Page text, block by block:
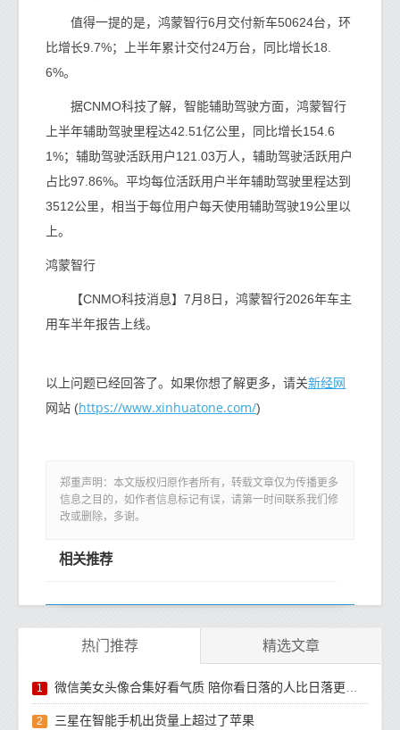
值得一提的是，鸿蒙智行6月交付新车50624台，环
比增长9.7%；上半年累计交付24万台，同比增长18.
6%。
据CNMO科技了解，智能辅助驾驶方面，鸿蒙智行
上半年辅助驾驶里程达42.51亿公里，同比增长154.6
1%；辅助驾驶活跃用户121.03万人，辅助驾驶活跃用户
占比97.86%。平均每位活跃用户半年辅助驾驶里程达到
3512公里，相当于每位用户每天使用辅助驾驶19公里以
上。
鸿蒙智行
【CNMO科技消息】7月8日，鸿蒙智行2026年车主
用车半年报告上线。
以上问题已经回答了。如果你想了解更多，请关新经网
网站 (https://www.xinhuatone.com/)
郑重声明：本文版权归原作者所有，转载文章仅为传播更多
信息之目的，如作者信息标记有误，请第一时间联系我们修
改或删除，多谢。
相关推荐
热门推荐 精选文章
1 微信美女头像合集好看气质 陪你看日落的人比日落更浪漫
2 三星在智能手机出货量上超过了苹果